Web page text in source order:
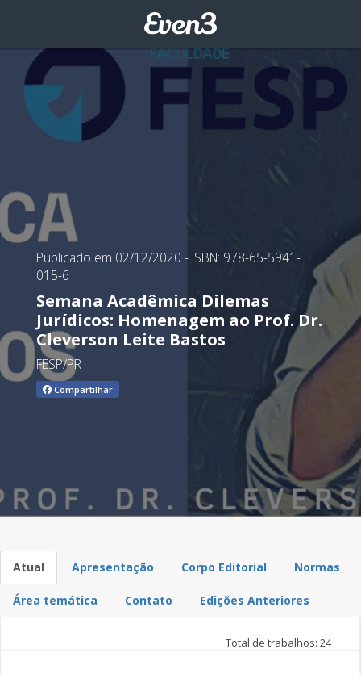
Publicado em 02/12/2020 - ISBN: 978-65-5941-
015-6
Semana Acadêmica Dilemas
Jurídicos: Homenagem ao Prof. Dr.
Cleverson Leite Bastos
FESP/PR
Compartilhar
Atual Apresentação Corpo Editorial Normas
Área temática Contato Edições Anteriores
Total de trabalhos: 24